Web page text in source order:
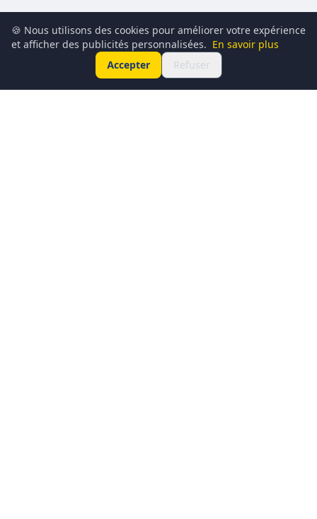
🍪 Nous utilisons des cookies pour améliorer votre expérience
et afficher des publicités personnalisées. En savoir plus
Accepter
Refuser